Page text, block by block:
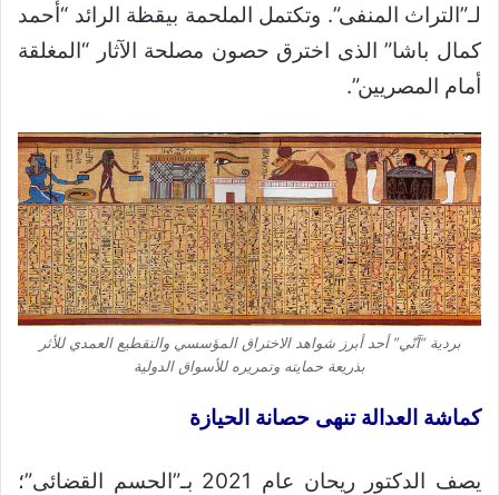
لـ”التراث المنفى”. وتكتمل الملحمة بيقظة الرائد “أحمد
كمال باشا” الذى اخترق حصون مصلحة الآثار “المغلقة
أمام المصريين”.
بردية “آنّي” أحد أبرز شواهد الاختراق المؤسسي والتقطيع العمدي للأثر
بذريعة حمايته وتمريره للأسواق الدولية
كماشة العدالة تنهى حصانة الحيازة
يصف الدكتور ريحان عام 2021 بـ”الحسم القضائى”؛